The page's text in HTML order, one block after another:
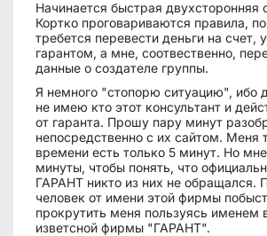
Начинается быстрая двухсторонняя
Кортко проговариваются правила,
требется перевести деньги на счет,
гарантом, а мне, соотвественно,
данные о создателе группы.
Я немного "стопорю ситуацию", ибо
не имею кто этот консультант и
от гаранта. Прошу пару минут
непосредственно с их сайтом. Меня
времени есть только 5 минут. Но
минуты, чтобы понять, что
ГАРАНТ никто из них не обращался.
человек от имени этой фирмы
прокрутить меня пользуясь именем
изветсной фирмы "ГАРАНТ".